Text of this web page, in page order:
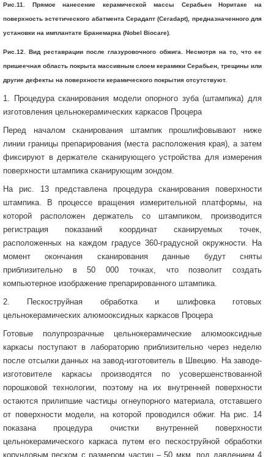
Рис.11. Прямое нанесение керамической массы Серабьен Норитаке на
поверхность эстетического абатмента Серадапт (Ceradapt), предназначенного для
установки на имплантате Бранемарка (Nobel Biocare).
Рис.12. Вид реставрации после глазуровочного обжига. Несмотря на то, что ее
пришеечная область покрыта массивным слоем керамики Серабьен, трещины или
другие дефекты на поверхности керамического покрытия отсутствуют.
1. Процедура сканирования модели опорного зуба (штампика) для
изготовления цельнокерамических каркасов Процера
Перед началом сканирования штампик прошлифовывают ниже
линии границы препарирования (места расположения края), а затем
фиксируют в держателе сканирующего устройства для измерения
поверхности штампика сканирующим зондом.
На рис. 13 представлена процедура сканирования поверхности
штампика. В процессе вращения измерительной платформы, на
которой расположен держатель со штампиком, производится
регистрация показаний координат сканируемых точек,
расположенных на каждом градусе 360-градусной окружности. На
момент окончания сканирования данные будут сняты
приблизительно в 50 000 точках, что позволит создать
компьютерное изображение препарированного штампика.
2. Пескоструйная обработка и шлифовка готовых
цельнокерамических алюмооксидных каркасов Процера
Готовые полупрозрачные цельнокерамические алюмооксидные
каркасы поступают в лабораторию приблизительно через неделю
после отсылки данных на завод-изготовитель в Швецию. На заводе-
изготовителе каркасы производятся по усовершенствованной
порошковой технологии, поэтому на их внутренней поверхности
остаются прилипшие частицы огнеупорного материала, отставшего
от поверхности модели, на которой проводился обжиг. На рис. 14
показана процедура очистки внутренней поверхности
цельнокерамического каркаса путем его пескоструйной обработки
корундовым песком с размером частиц – 50 мкм, под давлением 4